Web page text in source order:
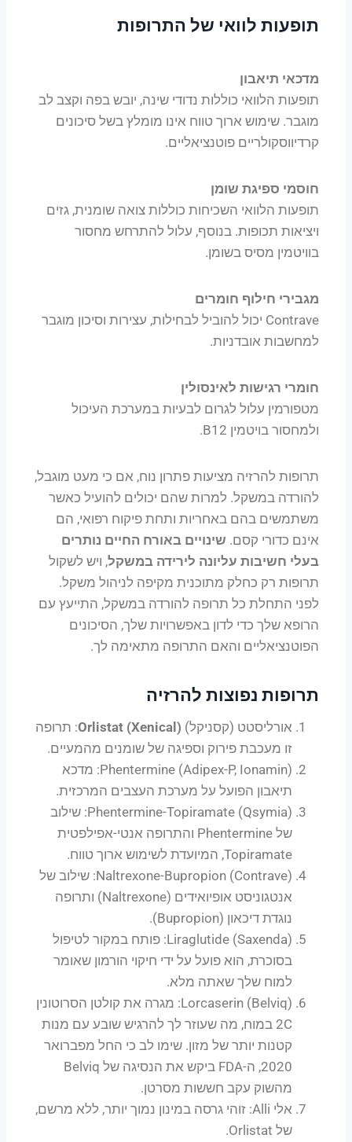
תופעות לוואי של התרופות
מדכאי תיאבון
תופעות הלוואי כוללות נדודי שינה, יובש בפה וקצב לב
מוגבר. שימוש ארוך טווח אינו מומלץ בשל סיכונים
קרדיווסקולריים פוטנציאליים.
חוסמי ספיגת שומן
תופעות הלוואי השכיחות כוללות צואה שומנית, גזים
ויציאות תכופות. בנוסף, עלול להתרחש מחסור
בוויטמין מסיס בשומן.
מגבירי חילוף חומרים
Contrave יכול להוביל לבחילות, עצירות וסיכון מוגבר
למחשבות אובדניות.
חומרי רגישות לאינסולין
מטפורמין עלול לגרום לבעיות במערכת העיכול
ולמחסור בויטמין B12.
תרופות להרזיה מציעות פתרון נוח, אם כי מעט מוגבל,
להורדה במשקל. למרות שהם יכולים להועיל כאשר
משתמשים בהם באחריות ותחת פיקוח רפואי, הם
אינם כדורי קסם. שינויים באורח החיים נותרים
בעלי חשיבות עליונה לירידה במשקל, ויש לשקול
תרופות רק כחלק מתוכנית מקיפה לניהול משקל.
לפני התחלת כל תרופה להורדה במשקל, התייעץ עם
הרופא שלך כדי לדון באפשרויות שלך, הסיכונים
הפוטנציאליים והאם התרופה מתאימה לך.
תרופות נפוצות להרזיה
אורליסטט (קסניקל) Orlistat (Xenical): תרופה
זו מעכבת פירוק וספיגה של שומנים מהמעיים.
Phentermine (Adipex-P, Ionamin): מדכא
תיאבון הפועל על מערכת העצבים המרכזית.
Phentermine-Topiramate (Qsymia): שילוב
של Phentermine והתרופה אנטי-אפילפטית
Topiramate, המיועדת לשימוש ארוך טווח.
Naltrexone-Bupropion (Contrave): שילוב של
אנטגוניסט אופיואידים (Naltrexone) ותרופה
נוגדת דיכאון (Bupropion).
Liraglutide (Saxenda): פותח במקור לטיפול
בסוכרת, הוא פועל על ידי חיקוי הורמון שאומר
למוח שלך שאתה מלא.
Lorcaserin (Belviq): מגרה את קולטן הסרוטונין
2C במוח, מה שעוזר לך להרגיש שובע עם מנות
קטנות יותר של מזון. שימו לב כי החל מפברואר
2020, ה-FDA ביקש את הנסיגה של Belviq
מהשוק עקב חששות מסרטן.
אלי Alli: זוהי גרסה במינון נמוך יותר, ללא מרשם,
של Orlistat.